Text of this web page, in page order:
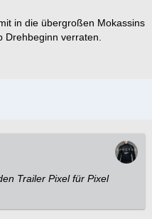
in die übergroßen Mokassins
Drehbeginn verraten.
Trailer Pixel für Pixel